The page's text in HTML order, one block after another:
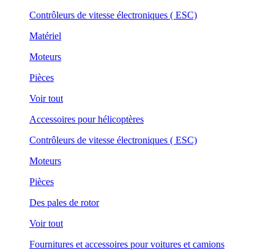
Contrôleurs de vitesse électroniques ( ESC)
Matériel
Moteurs
Pièces
Voir tout
Accessoires pour hélicoptères
Contrôleurs de vitesse électroniques ( ESC)
Moteurs
Pièces
Des pales de rotor
Voir tout
Fournitures et accessoires pour voitures et camions